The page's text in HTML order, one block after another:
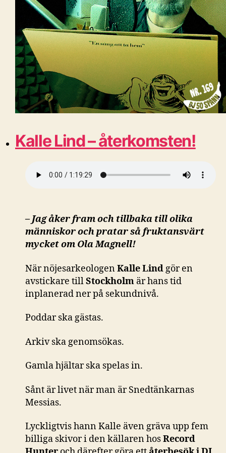
Kalle Lind – återkomsten!
– Jag åker fram och tillbaka till olika
människor och pratar så fruktansvärt
mycket om Ola Magnell!
När nöjesarkeologenKalle Lindgör en
avstickare tillStockholm är hans tid
inplanerad ner på sekundnivå.
Poddar ska gästas.
Arkiv ska genomsökas.
Gamla hjältar ska spelas in.
Sånt är livet när man är Snedtänkarnas
Messias.
Lyckligtvis hann Kalle även gräva upp fem
billiga skivor i den källaren hosRecord